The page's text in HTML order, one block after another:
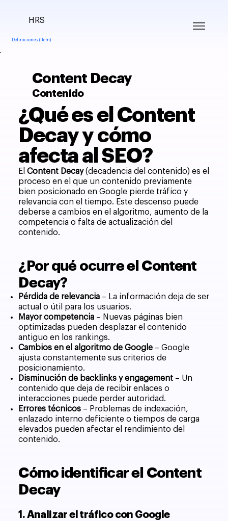
Definiciones (Item)
HRS
Content Decay
Contenido
¿Qué es el Content
Decay y cómo
afecta al SEO?
ElContent Decay(decadencia del contenido) es el
proceso en el que un contenido previamente
bien posicionado en Google pierde tráfico y
relevancia con el tiempo. Este descenso puede
deberse a cambios en el algoritmo, aumento de la
competencia o falta de actualización del
contenido.
¿Por qué ocurre el Content
Decay?
Pérdida de relevancia – La información deja de ser
actual o útil para los usuarios.
Mayor competencia – Nuevas páginas bien
optimizadas pueden desplazar el contenido
antiguo en los rankings.
Cambios en el algoritmo de Google – Google
ajusta constantemente sus criterios de
posicionamiento.
Disminución de backlinks y engagement – Un
contenido que deja de recibir enlaces o
interacciones puede perder autoridad.
Errores técnicos – Problemas de indexación,
enlazado interno deficiente o tiempos de carga
elevados pueden afectar el rendimiento del
contenido.
Cómo identificar el Content
Decay
1. Analizar el tráfico con Google